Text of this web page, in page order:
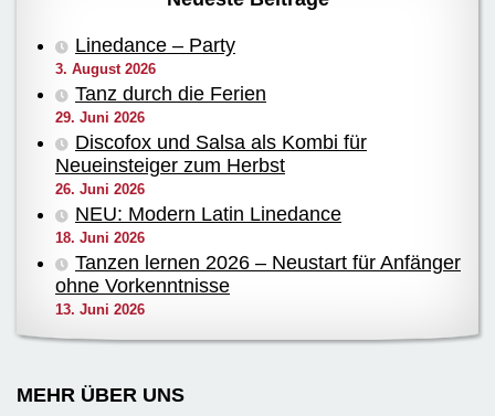
Linedance – Party
3. August 2026
Tanz durch die Ferien
29. Juni 2026
Discofox und Salsa als Kombi für
Neueinsteiger zum Herbst
26. Juni 2026
NEU: Modern Latin Linedance
18. Juni 2026
Tanzen lernen 2026 – Neustart für Anfänger
ohne Vorkenntnisse
13. Juni 2026
MEHR ÜBER UNS